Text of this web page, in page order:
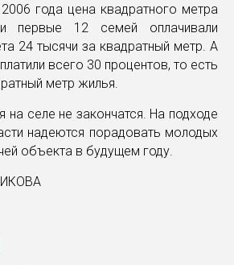
года цена квадратного метра
первые 12 семей оплачивали
24 тысячи за квадратный метр. А
всего 30 процентов, то есть
метр жилья.
на селе не закончатся. На подходе
надеются порадовать молодых
объекта в будущем году.